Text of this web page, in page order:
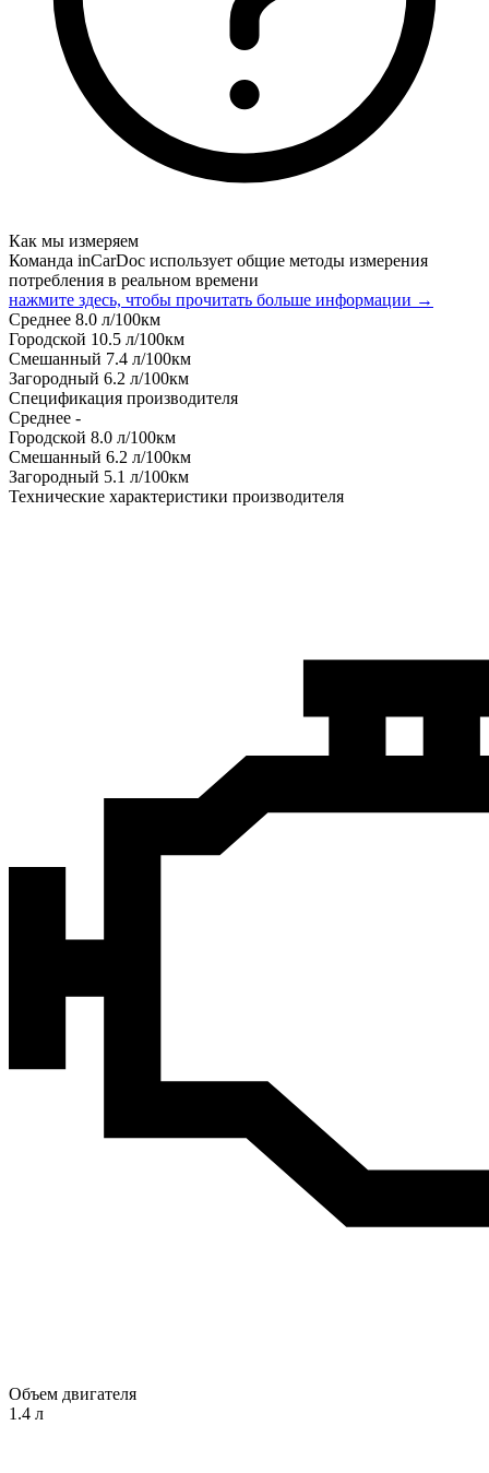
Как мы измеряем
Команда inCarDoc использует общие методы измерения
потребления в реальном времени
нажмите здесь, чтобы прочитать больше информации →
Среднее 8.0 л/100км
Городской 10.5 л/100км
Смешанный 7.4 л/100км
Загородный 6.2 л/100км
Спецификация производителя
Среднее -
Городской 8.0 л/100км
Смешанный 6.2 л/100км
Загородный 5.1 л/100км
Технические характеристики производителя
Объем двигателя
1.4 л